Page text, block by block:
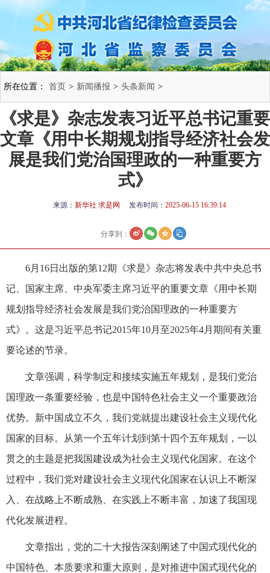
所在位置： 首页 > 新闻播报 > 头条新闻 >
《求是》杂志发表习近平总书记重要
文章《用中长期规划指导经济社会发
展是我们党治国理政的一种重要方
式》
来源： 新华社 求是网 发布时间： 2025-06-15 16:39:14
分享到：
6月16日出版的第12期《求是》杂志将发表中共中央总书
记、国家主席、中央军委主席习近平的重要文章《用中长期
规划指导经济社会发展是我们党治国理政的一种重要方
式》。这是习近平总书记2015年10月至2025年4月期间有关重
要论述的节录。
文章强调，科学制定和接续实施五年规划，是我们党治
国理政一条重要经验，也是中国特色社会主义一个重要政治
优势。新中国成立不久，我们党就提出建设社会主义现代化
国家的目标。从第一个五年计划到第十四个五年规划，一以
贯之的主题是把我国建设成为社会主义现代化国家。在这个
过程中，我们党对建设社会主义现代化国家在认识上不断深
入、在战略上不断成熟、在实践上不断丰富，加速了我国现
代化发展进程。
文章指出，党的二十大报告深刻阐述了中国式现代化的
中国特色、本质要求和重大原则，是对推进中国式现代化的